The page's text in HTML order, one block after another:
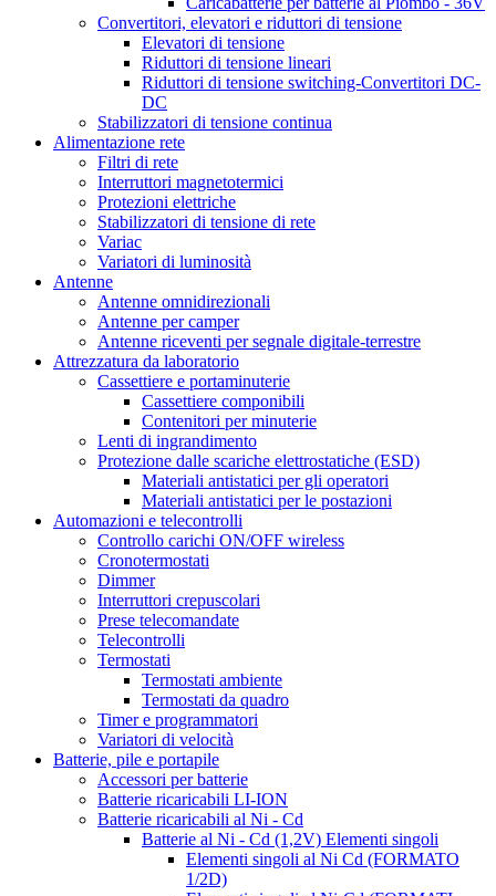
Convertitori, elevatori e riduttori di tensione
Elevatori di tensione
Riduttori di tensione lineari
Riduttori di tensione switching-Convertitori DC-
DC
Stabilizzatori di tensione continua
Alimentazione rete
Filtri di rete
Interruttori magnetotermici
Protezioni elettriche
Stabilizzatori di tensione di rete
Variac
Variatori di luminosità
Antenne
Antenne omnidirezionali
Antenne per camper
Antenne riceventi per segnale digitale-terrestre
Attrezzatura da laboratorio
Cassettiere e portaminuterie
Cassettiere componibili
Contenitori per minuterie
Lenti di ingrandimento
Protezione dalle scariche elettrostatiche (ESD)
Materiali antistatici per gli operatori
Materiali antistatici per le postazioni
Automazioni e telecontrolli
Controllo carichi ON/OFF wireless
Cronotermostati
Dimmer
Interruttori crepuscolari
Prese telecomandate
Telecontrolli
Termostati
Termostati ambiente
Termostati da quadro
Timer e programmatori
Variatori di velocità
Batterie, pile e portapile
Accessori per batterie
Batterie ricaricabili LI-ION
Batterie ricaricabili al Ni - Cd
Batterie al Ni - Cd (1,2V) Elementi singoli
Elementi singoli al Ni Cd (FORMATO
1/2D)